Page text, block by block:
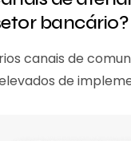
bancário?
canais de
de